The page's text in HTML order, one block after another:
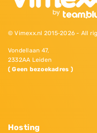
© Vimexx.nl 2015‐2026 - All
Vondellaan 47,
2332AA Leiden
( Geen bezoekadres )
Hosting